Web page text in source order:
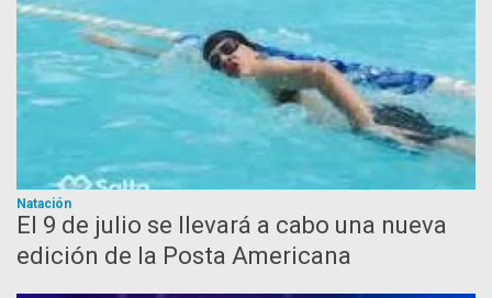
Natación
El 9 de julio se llevará a cabo una nueva
edición de la Posta Americana